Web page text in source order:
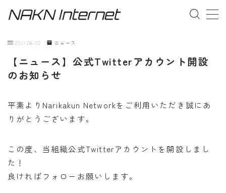
MENU
事業概要
2021.06.02 ニュース
【ニュース】公式Twitterアカウント開設
のお知らせ
平素よりNarikakun Networkをご利用いただき誠にあ
りがとうございます。
この度、当組織公式Twitterアカウントを開設しまし
た！
良ければフォローお願いします。